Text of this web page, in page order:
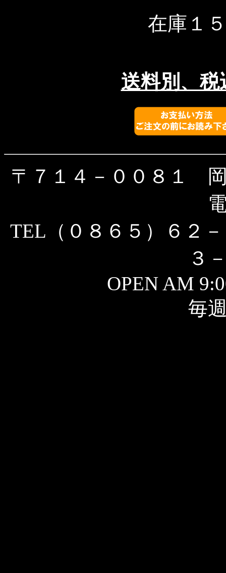
在庫１
送料別、税
〒７１４－００８１
TEL（０８６５）６２
３
OPEN AM
毎